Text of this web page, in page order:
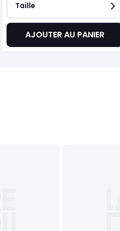
Taille
AJOUTER AU PANIER